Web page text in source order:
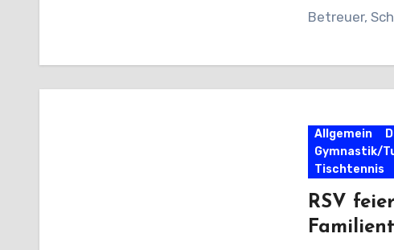
Betreuer,
Allgemein
Gymnastik/
Tischtennis
RSV